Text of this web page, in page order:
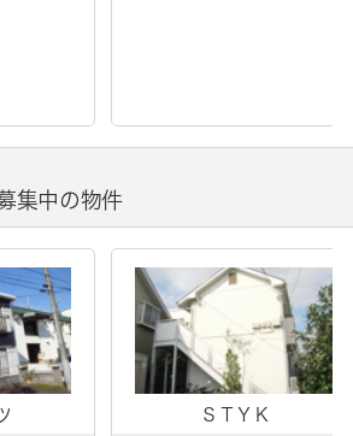
集中の物件
ＳＴＹＫ